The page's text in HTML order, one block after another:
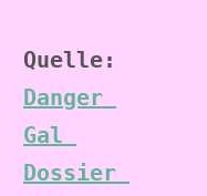
Quelle:
Danger
Gal
Dossier